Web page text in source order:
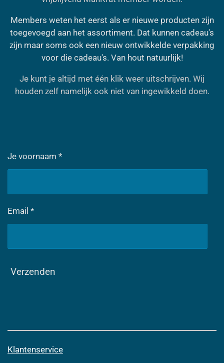
Members weten het eerst als er nieuwe producten zijn
toegevoegd aan het assortiment. Dat kunnen cadeau's
zijn maar soms ook een nieuw ontwikkelde verpakking
voor die cadeau's. Van hout natuurlijk!
Je kunt je altijd met één klik weer uitschrijven. Wij
houden zelf namelijk ook niet van ingewikkeld doen.
Je voornaam *
Email *
Verzenden
Klantenservice